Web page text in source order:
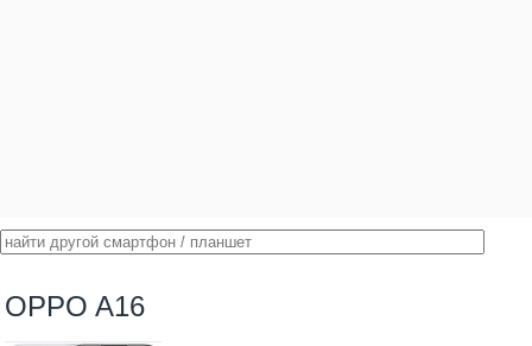
OPPO A16